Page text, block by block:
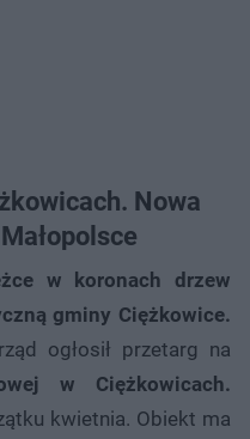
Nowa
w koronach drzew
gminy Ciężkowice.
ogłosił przetarg na
w Ciężkowicach.
kwietnia. Obiekt ma